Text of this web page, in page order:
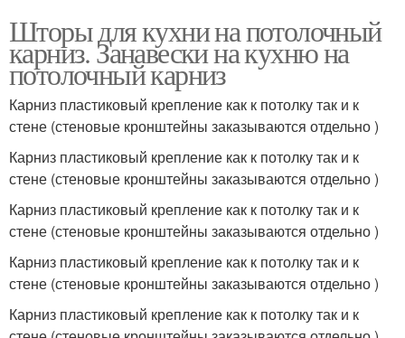
Шторы для кухни на потолочный
карниз. Занавески на кухню на
потолочный карниз
Карниз пластиковый крепление как к потолку так и к
стене (стеновые кронштейны заказываются отдельно )
Карниз пластиковый крепление как к потолку так и к
стене (стеновые кронштейны заказываются отдельно )
Карниз пластиковый крепление как к потолку так и к
стене (стеновые кронштейны заказываются отдельно )
Карниз пластиковый крепление как к потолку так и к
стене (стеновые кронштейны заказываются отдельно )
Карниз пластиковый крепление как к потолку так и к